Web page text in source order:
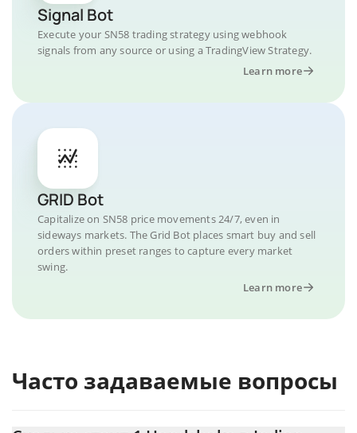
Signal Bot
Execute your SN58 trading strategy using webhook
signals from any source or using a TradingView Strategy.
Learn more
GRID Bot
Capitalize on SN58 price movements 24/7, even in
sideways markets. The Grid Bot places smart buy and sell
orders within preset ranges to capture every market
swing.
Learn more
Часто задаваемые вопросы